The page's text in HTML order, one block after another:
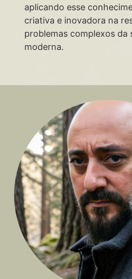
aplicando esse
criativa e inovadora na
problemas complexos da
moderna.